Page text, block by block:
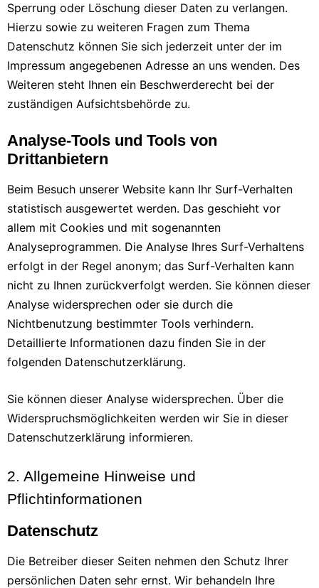
Sperrung oder Löschung dieser Daten zu verlangen.
Hierzu sowie zu weiteren Fragen zum Thema
Datenschutz können Sie sich jederzeit unter der im
Impressum angegebenen Adresse an uns wenden. Des
Weiteren steht Ihnen ein Beschwerderecht bei der
zuständigen Aufsichtsbehörde zu.
Analyse-Tools und Tools von
Drittanbietern
Beim Besuch unserer Website kann Ihr Surf-Verhalten
statistisch ausgewertet werden. Das geschieht vor
allem mit Cookies und mit sogenannten
Analyseprogrammen. Die Analyse Ihres Surf-Verhaltens
erfolgt in der Regel anonym; das Surf-Verhalten kann
nicht zu Ihnen zurückverfolgt werden. Sie können dieser
Analyse widersprechen oder sie durch die
Nichtbenutzung bestimmter Tools verhindern.
Detaillierte Informationen dazu finden Sie in der
folgenden Datenschutzerklärung.
Sie können dieser Analyse widersprechen. Über die
Widerspruchsmöglichkeiten werden wir Sie in dieser
Datenschutzerklärung informieren.
2. Allgemeine Hinweise und
Pflichtinformationen
Datenschutz
Die Betreiber dieser Seiten nehmen den Schutz Ihrer
persönlichen Daten sehr ernst. Wir behandeln Ihre